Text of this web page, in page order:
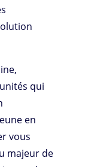
qui
en
vous
majeur de